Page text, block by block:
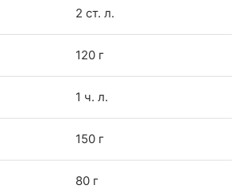
2 ст. л.
120 г
1 ч. л.
150 г
80 г